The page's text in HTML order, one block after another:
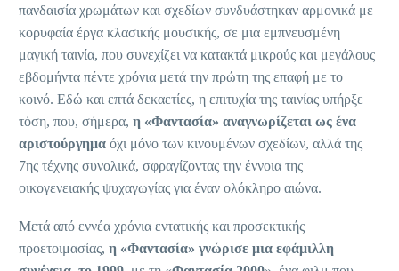
πανδαισία χρωμάτων και σχεδίων συνδυάστηκαν αρμονικά με
κορυφαία έργα κλασικής μουσικής, σε μια εμπνευσμένη
μαγική ταινία, που συνεχίζει να κατακτά μικρούς και μεγάλους
εβδομήντα πέντε χρόνια μετά την πρώτη της επαφή με το
κοινό. Εδώ και επτά δεκαετίες, η επιτυχία της ταινίας υπήρξε
τόση, που, σήμερα, η «Φαντασία» αναγνωρίζεται ως ένα
αριστούργημα όχι μόνο των κινουμένων σχεδίων, αλλά της
7ης τέχνης συνολικά, σφραγίζοντας την έννοια της
οικογενειακής ψυχαγωγίας για έναν ολόκληρο αιώνα.
Μετά από εννέα χρόνια εντατικής και προσεκτικής
προετοιμασίας, η «Φαντασία» γνώρισε μια εφάμιλλη